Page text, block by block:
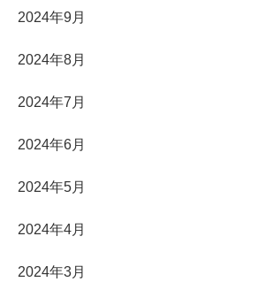
2024年9月
2024年8月
2024年7月
2024年6月
2024年5月
2024年4月
2024年3月